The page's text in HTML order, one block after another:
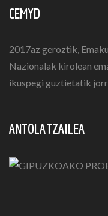
CEMYD
2017az geroztik,
Nazionalak kirolean
ikuspegi guztietatik
ANTOLATZAILEA